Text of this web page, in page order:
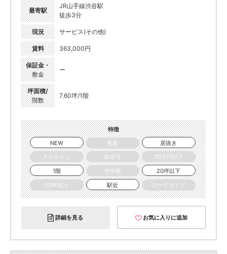
最寄駅
JR山手線渋谷駅
徒歩3分
現況 サービス(その他)
賃料 363,000円
保証金・
敷金
ー
坪面積/
階数
7.60坪/1階
特徴
NEW
更新
居抜き
スケルトン
飲食可
30万円以下
1階
空中階
20坪以下
50坪以上
駅近 ロードサイド
詳細を見る お気に入りに追加